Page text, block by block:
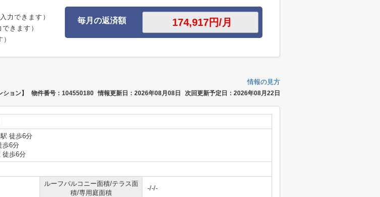
力できます）
きます）
毎月の返済額
情報の見方
ション】 物件番号：104550180 情報更新日：2026年08月08日 次回更新予定日：2026年08月22日
駅 徒歩6分
歩6分
徒歩6分
ルーフバルコニー面積/テラス面
積/専用庭面積
-/-/-